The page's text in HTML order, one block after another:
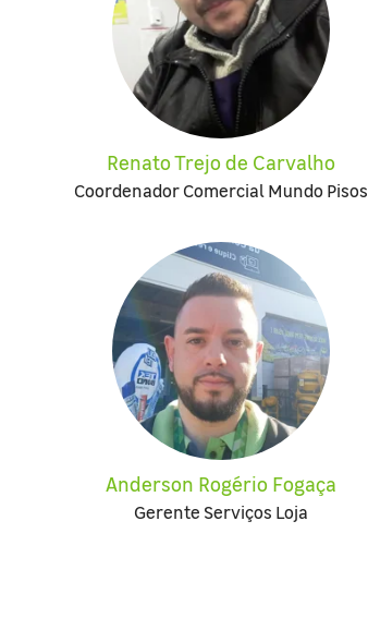
Renato Trejo de Carvalho
Coordenador Comercial Mundo Pisos
Anderson Rogério Fogaça
Gerente Serviços Loja